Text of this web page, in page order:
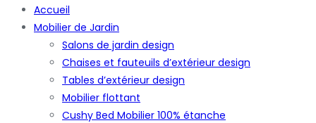
Accueil
Mobilier de Jardin
Salons de jardin design
Chaises et fauteuils d’extérieur design
Tables d’extérieur design
Mobilier flottant
Cushy Bed Mobilier 100% étanche